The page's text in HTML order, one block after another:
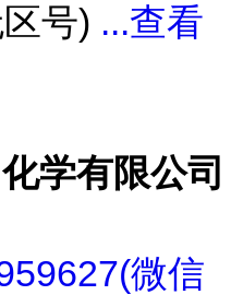
号) ...查看
学有限公司
微信